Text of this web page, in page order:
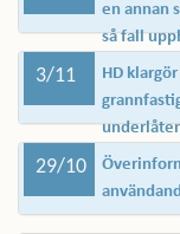
en annan
så fall
3/11
HD
29/10